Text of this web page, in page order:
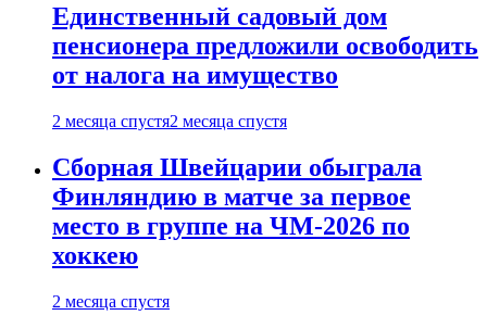
Единственный садовый дом
пенсионера предложили освободить
от налога на имущество
2 месяца спустя2 месяца спустя
Сборная Швейцарии обыграла
Финляндию в матче за первое
место в группе на ЧМ-2026 по
хоккею
2 месяца спустя